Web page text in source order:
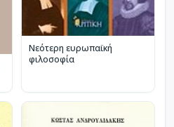
Νεότερη ευρωπαϊκή
φιλοσοφία